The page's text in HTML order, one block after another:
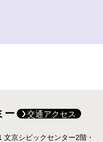
ー 交通アクセス
京シビックセンター2階・